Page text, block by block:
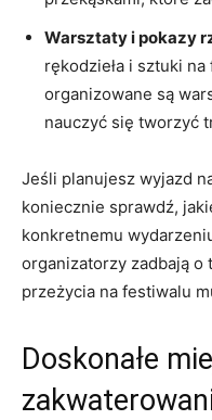
Warsztaty i pokazy
rękodzieła i sztuki
organizowane ⁤są​
nauczyć⁢ się tworzyć
Jeśli planujesz wyjazd
koniecznie sprawdź,
konkretnemu⁤
organizatorzy zadbają o
przeżycia na festiwalu
Doskonałe